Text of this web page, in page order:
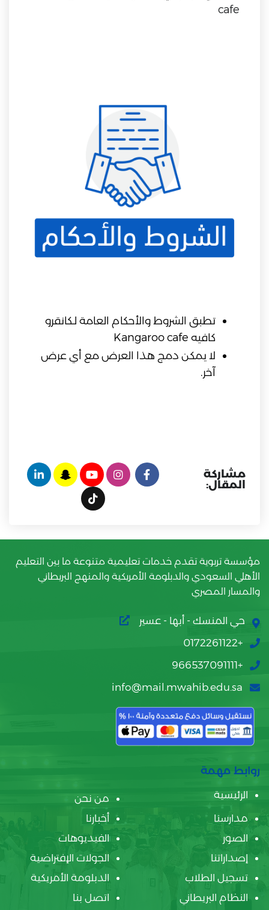
cafe
تطبق الشروط والأحكام العامة لـكانقرو
كافيه Kangaroo cafe
لا يمكن دمج هذا العرض مع أي عرض
آخر.
مشاركة
المقال:
مؤسسة تربوية تقدم خدمات تعليمية متنوعة ما بين التعليم
الأهلي السعودي والدبلومة الأمريكية والمنهج البريطاني
والمسار المصري
حي المنسك - أبها - عسير
+0172261122
+966537091111
info@mail.mwahib.edu.sa
روابط مهمة
الرئيسية
من نحن
مدارسنا
أخبارنا
الصور
الفيديوهات
إصداراتنا
الجولات الإفتراضية
تسجيل الطلاب
الدبلومة الأمريكية
النظام البريطاني
اتصل بنا